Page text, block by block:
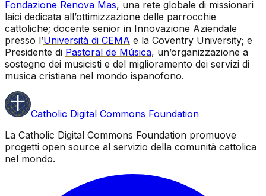
Fondazione Renova Mas, una rete globale di missionari
laici dedicata all’ottimizzazione delle parrocchie
cattoliche; docente senior in Innovazione Aziendale
presso l’Università di CEMA e la Coventry University; e
Presidente di Pastoral de Música, un’organizzazione a
sostegno dei musicisti e del miglioramento dei servizi di
musica cristiana nel mondo ispanofono.
Catholic Digital Commons Foundation
La Catholic Digital Commons Foundation promuove
progetti open source al servizio della comunità cattolica
nel mondo.